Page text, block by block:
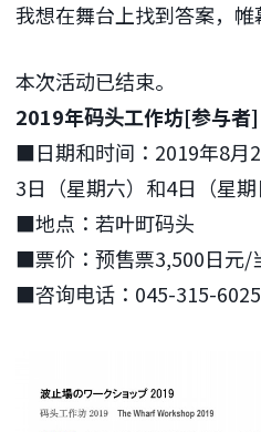
我想在舞台上找到答案，帷
本次活动已结束。
2019年码头工作坊[参与者]
■日期和时间：2019年8月
3日（星期六）和4日（星
■地点：若叶町码头
■票价：预售票3,500日元/
■咨询电话：045-315-6025